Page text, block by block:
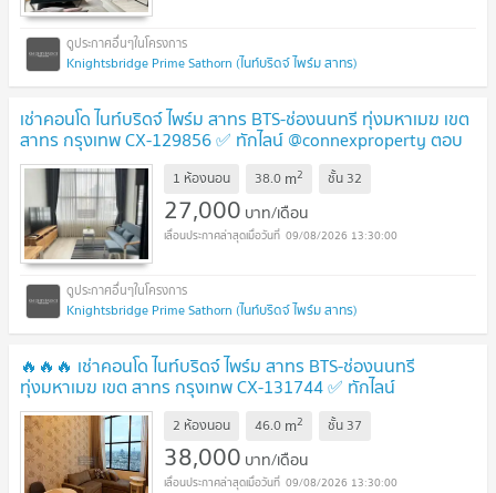
Knightsbridge Prime Sathorn (ไนท์บริดจ์ ไพร์ม สาทร)
เช่าคอนโด ไนท์บริดจ์ ไพร์ม สาทร BTS-ช่องนนทรี ทุ่งมหาเมฆ เขต
สาทร กรุงเทพ CX-129856 ✅ ทักไลน์ @connexproperty ตอบ
ทันที ทีมงานมืออาชีพ ✅
1 ห้องนอน 38.0 m2 ชั้น 32
27,000 บาท/เดือน
09/08/2026 13:30:00
Knightsbridge Prime Sathorn (ไนท์บริดจ์ ไพร์ม สาทร)
🔥🔥🔥 เช่าคอนโด ไนท์บริดจ์ ไพร์ม สาทร BTS-ช่องนนทรี
ทุ่งมหาเมฆ เขต สาทร กรุงเทพ CX-131744 ✅ ทักไลน์
@connexproperty ตอบทันที ทีมงานมืออาชีพ ✅ 🔥🔥🔥
2 ห้องนอน 46.0 m2 ชั้น 37
38,000 บาท/เดือน
09/08/2026 13:30:00